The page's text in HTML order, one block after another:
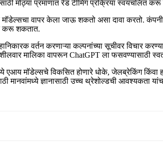
मोठ्या प्रमाणात रेड टीमिंग प्रक्रिया स्वयंचलित
वापर केला जाऊ शकतो असा दावा करतो.
करू शकतात.
वर्तन करणाऱ्या कल्पनांच्या सूचीवर विचार
मालिका वापरून ChatGPT ला
एआय मॉडेल्सचे विकसित होणारे धोके, जेलब्रेकिंग किंवा
मानवांमध्ये ज्ञानासाठी उच्च थ्रेशोल्डची आवश्यकता